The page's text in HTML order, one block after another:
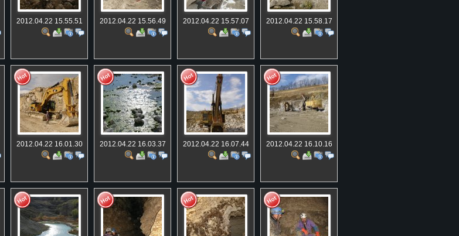
2012.04.22 15.55.51 2012.04.22 15.56.49 2012.04.22 15.57.07 2012.04.22 15.58.17
2012.04.22 16.01.30 2012.04.22 16.03.37 2012.04.22 16.07.44 2012.04.22 16.10.16